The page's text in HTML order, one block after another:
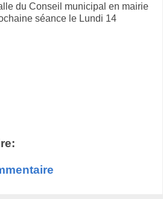
du Conseil municipal en mairie
séance le Lundi 14